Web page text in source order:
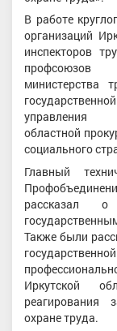
В работе
организаций
инспекторов
профсоюзов
министерства
управления
областной
социального
Главный
рассказал
Также были
Иркутской
реагирования
охране труда.